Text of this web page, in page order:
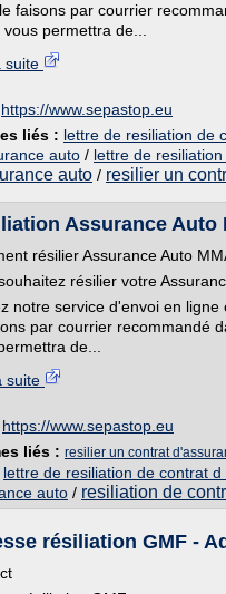
faisons par courrier
permettra de...
suite
https://www.sepastop.eu
liés : lettre de resiliation de
auto / lettre de
auto / resilier un
Assurance Auto
résilier Assurance Auto
résilier votre
notre service d'envoi en
par courrier recommandé
de...
suite
https://www.sepastop.eu
liés : resilier un contrat
lettre de resiliation de contrat
auto / resiliation de
résiliation GMF -